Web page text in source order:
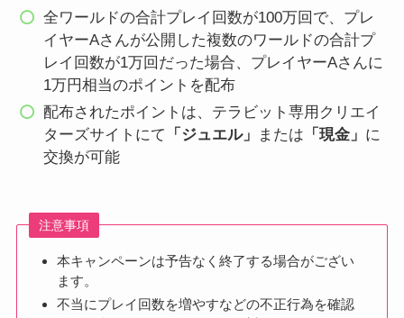
全ワールドの合計プレイ回数が100万回で、プレ
イヤーAさんが公開した複数のワールドの合計プ
レイ回数が1万回だった場合、プレイヤーAさんに
1万円相当のポイントを配布
配布されたポイントは、テラビット専用クリエイ
ターズサイトにて 「ジュエル」 または 「現金」 に
交換が可能
注意事項
本キャンペーンは予告なく終了する場合がござい
ます。
不当にプレイ回数を増やすなどの不正行為を確認